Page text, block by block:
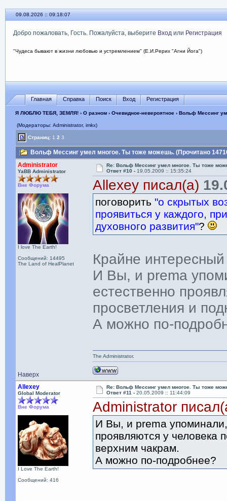
09.08.2026 :: 09:18:07
Добро пожаловать, Гость. Пожалуйста, выберите Входили Регистрация
"Чудеса бывают в жизни любовью и устремлением" (Е.И.Рерих "Агни Йога")
Главная Справка Поиск Вход Регистрация
Я ЛЮБЛЮ ТЕБЯ, ЗЕМЛЯ!› О разном› Очевидное-невероятное› Вольф Мессинг
(Модераторы: Administrator, imkx)
Страниц: 1 2 3
Вольф Мессинг умел многое. Ты тоже можешь. (Прочитано
Administrator
YaBB Administrator
Вне Форума
I love The Earth!
Сообщений: 14495
The Land of HealPlanet
Re: Вольф Мессинг умел многое. Ты тоже
Ответ #10 - 19.05.2009 :: 15:35:24
Allexey писал(а)
поговорить "о скрытых
проявиться у каждого,
духовного развития"?
Крайне
И Вы, и prema
естественно
просветления и
А можно по-
Наверх
The Administrator.
Allexey
Global Moderator
Вне Форума
I Love The Earth!
Сообщений: 416
Re: Вольф Мессинг умел многое. Ты тоже
Ответ #11 -20.05.2009 :: 11:44:09
Administrator
И Вы, и prema упоминали,
проявляются у человека
верхним чакрам.
А можно по-подробнее?